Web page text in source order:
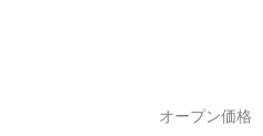
オープン価格